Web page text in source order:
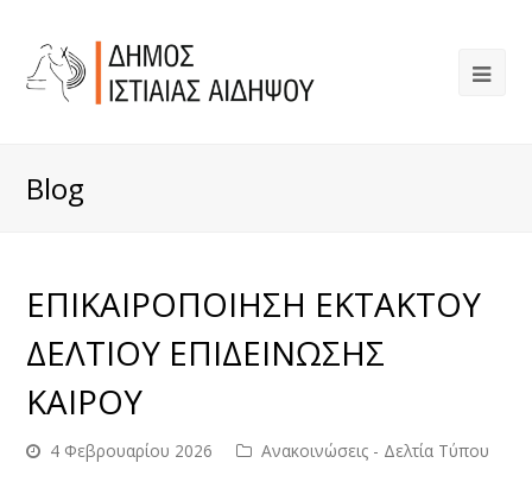
Blog
ΕΠΙΚΑΙΡΟΠΟΙΗΣΗ ΕΚΤΑΚΤΟΥ
ΔΕΛΤΙΟΥ ΕΠΙΔΕΙΝΩΣΗΣ
ΚΑΙΡΟΥ
4 Φεβρουαρίου 2026 Ανακοινώσεις - Δελτία Τύπου